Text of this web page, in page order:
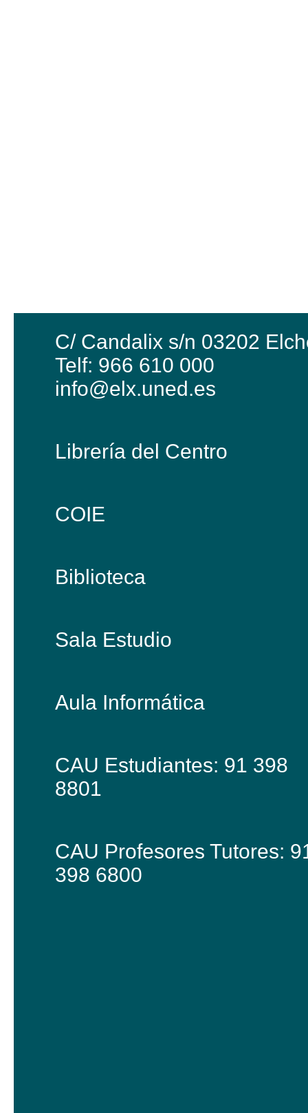
C/ Candalix s/n 03202
Telf: 966 610 000
info@elx.uned.es
Librería del Centro
COIE
Biblioteca
Sala Estudio
Aula Informática
CAU Estudiantes: 91 398
8801
CAU Profesores Tutores:
398 6800